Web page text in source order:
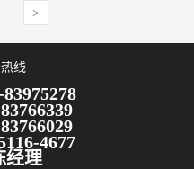
>
线
4677
理